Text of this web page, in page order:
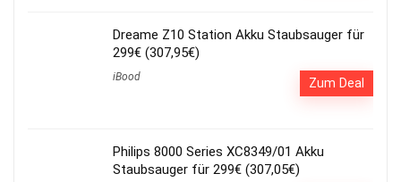
Dreame Z10 Station Akku Staubsauger für
299€ (307,95€)
iBood Zum Deal
Philips 8000 Series XC8349/01 Akku
Staubsauger für 299€ (307,05€)